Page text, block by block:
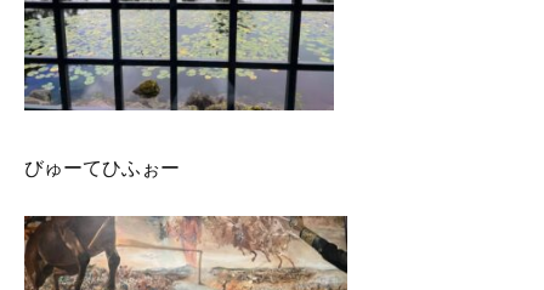
びゅーてひふぉー